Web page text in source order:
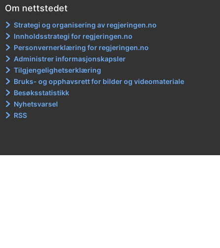
Om nettstedet
Strategi og organisering av regjeringen.no
Innholdsstrategi for regjeringen.no
Personvernerklæring for regjeringen.no
Administrer informasjonskapsler
Tilgjengelighetserklæring
Bruks- og opphavsrett for bilder og videomateriale
Besøksstatistikk
Nyhetsvarsel
RSS